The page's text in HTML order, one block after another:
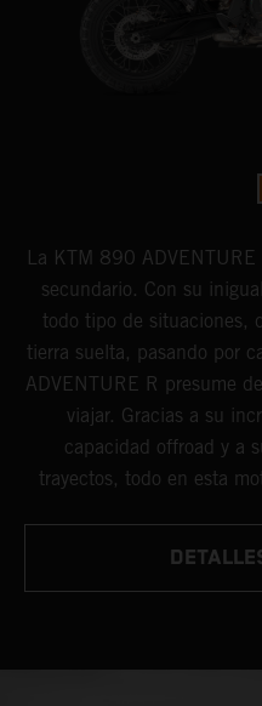
La KTM 890
secundario. Con su
todo tipo de situaciones,
tierra suelta, pasando por
ADVENTURE R presume
viajar. Gracias a su
capacidad offroad y a
trayectos, todo en esta